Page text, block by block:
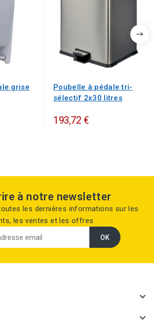
grise
Poubelle à pédale tri-
sélectif 2x30 litres
193,72 €
à notre newsletter
les dernières informations sur les
les ventes et les offres

